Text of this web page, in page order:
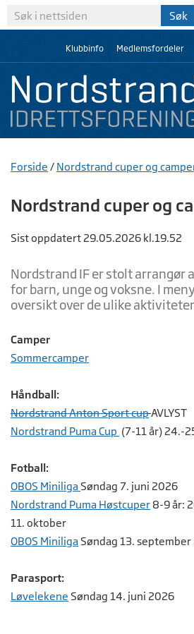
Klubbinfo Medlemsfordeler
Forside / Nordstrand cuper og
Nordstrand cuper og
Sist oppdatert 29.05.2026 kl.19.52
Nordstrand IF er stolt arrangør
for barn, unge og voksne. I
oversikt over de ulike
Camper
Sommercamper
Håndball:
Nordstrand Anton Sport cupAVLYST
Nordstrand Puma Cup (7-11 år) 24.-
Fotball:
OBOS MiniligaSøndag 7. juni 2026
Nordstrand Puma Høstcuper 8-9 år:
11. oktober
OBOS MiniligaSøndag 13.
Parasport:
Løvelekene Søndag 14. juni 2026